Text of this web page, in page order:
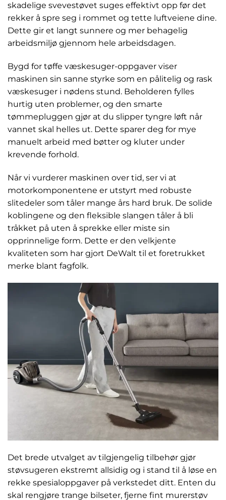
skadelige svevestøvet suges effektivt opp før det
rekker å spre seg i rommet og tette luftveiene dine.
Dette gir et langt sunnere og mer behagelig
arbeidsmiljø gjennom hele arbeidsdagen.
Bygd for tøffe væskesuger-oppgaver viser
maskinen sin sanne styrke som en pålitelig og rask
væskesuger i nødens stund. Beholderen fylles
hurtig uten problemer, og den smarte
tømmepluggen gjør at du slipper tyngre løft når
vannet skal helles ut. Dette sparer deg for mye
manuelt arbeid med bøtter og kluter under
krevende forhold.
Når vi vurderer maskinen over tid, ser vi at
motorkomponentene er utstyrt med robuste
slitedeler som tåler mange års hard bruk. De solide
koblingene og den fleksible slangen tåler å bli
tråkket på uten å sprekke eller miste sin
opprinnelige form. Dette er den velkjente
kvaliteten som har gjort DeWalt til et foretrukket
merke blant fagfolk.
Det brede utvalget av tilgjengelig tilbehør gjør
støvsugeren ekstremt allsidig og i stand til å løse en
rekke spesialoppgaver på verkstedet ditt. Enten du
skal rengjøre trange bilseter, fjerne fint murerstøv